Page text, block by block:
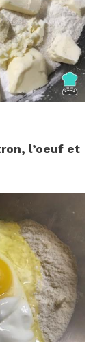
l’oeuf et